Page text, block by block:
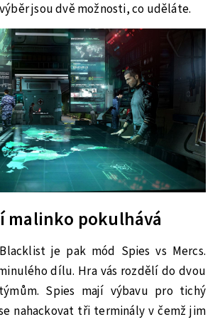
jsou dvě možnosti, co uděláte.
malinko pokulhává
je pak mód Spies vs Mercs.
dílu. Hra vás rozdělí do dvou
Spies mají výbavu pro tichý
nahackovat tři terminály v čemž jim